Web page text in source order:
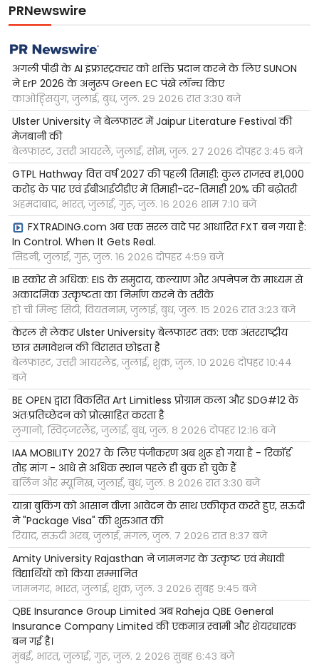
PRNewswire
अगली पीढ़ी के AI इंफ्रास्ट्रक्चर को शक्ति प्रदान करने के लिए SUNON
ने ErP 2026 के अनुरूप Green EC पंखे लॉन्च किए
काओह्सियुंग, जुलाई, बुध, जुल. २९ २०२६ रात ३:३० बजे
Ulster University ने बेलफास्ट में Jaipur Literature Festival की
मेजबानी की
बेलफास्ट, उत्तरी आयरलैं, जुलाई, सोम, जुल. २७ २०२६ दोपहर ३:४५ बजे
GTPL Hathway वित्त वर्ष 2027 की पहली तिमाही: कुल राजस्व ₹1,000
करोड़ के पार एवं ईबीआईटीडीए में तिमाही-दर-तिमाही 20% की बढ़ोतरी
अहमदाबाद, भारत, जुलाई, गुरू, जुल. १६ २०२६ शाम ७:१० बजे
FXTRADING.com अब एक सरल वादे पर आधारित FXT बन गया है:
In Control. When It Gets Real.
सिडनी, जुलाई, गुरू, जुल. १६ २०२६ दोपहर ४:५९ बजे
IB स्कोर से अधिक: EIS के समुदाय, कल्याण और अपनेपन के माध्यम से
अकादमिक उत्कृष्टता का निर्माण करने के तरीके
हो ची मिन्ह सिटी, वियतनाम, जुलाई, बुध, जुल. १५ २०२६ रात ३:२३ बजे
केरल से लेकर Ulster University बेलफास्ट तक: एक अंतरराष्ट्रीय
छात्र समावेशन की विरासत छोड़ता है
बेलफास्ट, उत्तरी आयरलैंड, जुलाई, शुक्र, जुल. १० २०२६ दोपहर १०:४४
बजे
BE OPEN द्वारा विकसित Art Limitless प्रोग्राम कला और SDG#12 के
अंतःप्रतिच्छेदन को प्रोत्साहित करता है
लुगानो, स्विट्जरलैंड, जुलाई, बुध, जुल. ८ २०२६ दोपहर १२:१६ बजे
IAA MOBILITY 2027 के लिए पंजीकरण अब शुरू हो गया है - रिकॉर्ड
तोड़ मांग - आधे से अधिक स्थान पहले ही बुक हो चुके हैं
बर्लिन और म्यूनिख, जुलाई, बुध, जुल. ८ २०२६ रात ३:३० बजे
यात्रा बुकिंग को आसान वीज़ा आवेदन के साथ एकीकृत करते हुए, सऊदी
ने "Package Visa" की शुरुआत की
रियाद, सऊदी अरब, जुलाई, मंगल, जुल. ७ २०२६ रात ८:३७ बजे
Amity University Rajasthan ने जामनगर के उत्कृष्ट एवं मेधावी
विद्यार्थियों को किया सम्मानित
जामनगर, भारत, जुलाई, शुक्र, जुल. ३ २०२६ सुबह ९:४५ बजे
QBE Insurance Group Limited अब Raheja QBE General
Insurance Company Limited की एकमात्र स्वामी और शेयरधारक
बन गई है।
मुंबई, भारत, जुलाई, गुरू, जुल. २ २०२६ सुबह ६:४३ बजे